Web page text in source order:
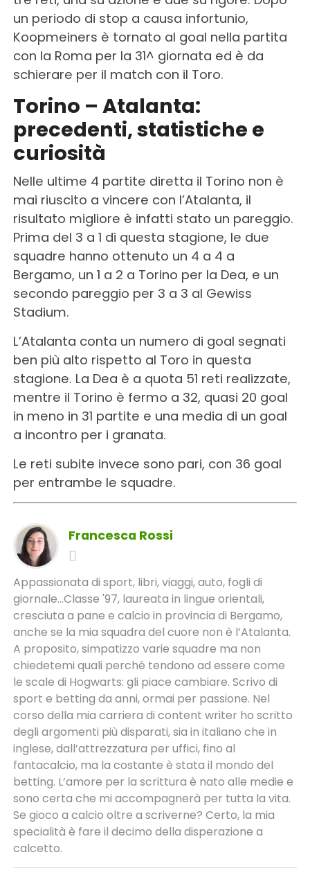
un periodo di stop a causa infortunio,
Koopmeiners è tornato al goal nella partita
con la Roma per la 31^ giornata ed è da
schierare per il match con il Toro.
Torino – Atalanta:
precedenti, statistiche e
curiosità
Nelle ultime 4 partite diretta il Torino non è
mai riuscito a vincere con l’Atalanta, il
risultato migliore è infatti stato un pareggio.
Prima del 3 a 1 di questa stagione, le due
squadre hanno ottenuto un 4 a 4 a
Bergamo, un 1 a 2 a Torino per la Dea, e un
secondo pareggio per 3 a 3 al Gewiss
Stadium.
L’Atalanta conta un numero di goal segnati
ben più alto rispetto al Toro in questa
stagione. La Dea è a quota 51 reti realizzate,
mentre il Torino è fermo a 32, quasi 20 goal
in meno in 31 partite e una media di un goal
a incontro per i granata.
Le reti subite invece sono pari, con 36 goal
per entrambe le squadre.
Francesca Rossi
Appassionata di sport, libri, viaggi, auto, fogli di
giornale...Classe '97, laureata in lingue orientali,
cresciuta a pane e calcio in provincia di Bergamo,
anche se la mia squadra del cuore non è l’Atalanta.
A proposito, simpatizzo varie squadre ma non
chiedetemi quali perché tendono ad essere come
le scale di Hogwarts: gli piace cambiare. Scrivo di
sport e betting da anni, ormai per passione. Nel
corso della mia carriera di content writer ho scritto
degli argomenti più disparati, sia in italiano che in
inglese, dall’attrezzatura per uffici, fino al
fantacalcio, ma la costante è stata il mondo del
betting. L’amore per la scrittura è nato alle medie e
sono certa che mi accompagnerà per tutta la vita.
Se gioco a calcio oltre a scriverne? Certo, la mia
specialità è fare il decimo della disperazione a
calcetto.